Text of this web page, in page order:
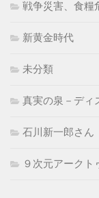
戦争災害、食糧
新黄金時代
未分類
真実の泉－ディ
石川新一郎さん
９次元アークト